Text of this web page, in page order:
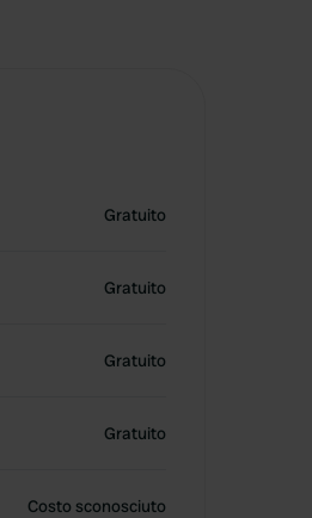
Gratuito
Gratuito
Gratuito
Gratuito
Costo sconosciuto